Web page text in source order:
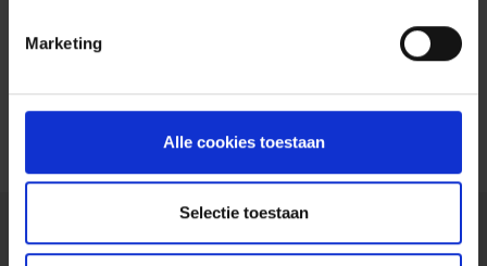
Marketing
Alle cookies toestaan
Selectie toestaan
Wettelijke vermeldingen